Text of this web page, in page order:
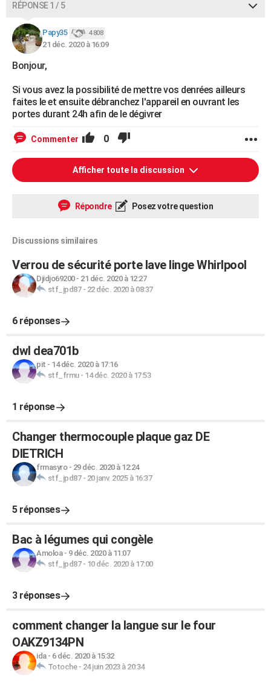
RÉPONSE 1 / 5
Papy35 4 808
21 déc. 2020 à 16:09
Bonjour,
Si vous avez la possibilité de mettre vos denrées ailleurs
faites le et ensuite débranchez l'appareil en ouvrant les
portes durant 24h afin de le dégivrer
Commenter 0
Afficher toute la discussion
Répondre Posez votre question
Discussions similaires
Verrou de sécurité porte lave linge Whirlpool
Djidjo69200- 21 déc. 2020 à 12:27
stf_jpd87- 22 déc. 2020 à 08:37
6 réponses
dwl dea701b
pit - 14 déc. 2020 à 17:16
stf_frmu- 14 déc. 2020 à 17:53
1 réponse
Changer thermocouple plaque gaz DE
DIETRICH
frmasyro- 29 déc. 2020 à 12:24
stf_jpd87- 20 janv. 2025 à 16:37
5 réponses
Bac à légumes qui congèle
Amoloa- 9 déc. 2020 à 11:07
stf_jpd87- 10 déc. 2020 à 17:00
3 réponses
comment changer la langue sur le four
OAKZ9134PN
ida- 6 déc. 2020 à 15:32
Totoche- 24 juin 2023 à 20:34